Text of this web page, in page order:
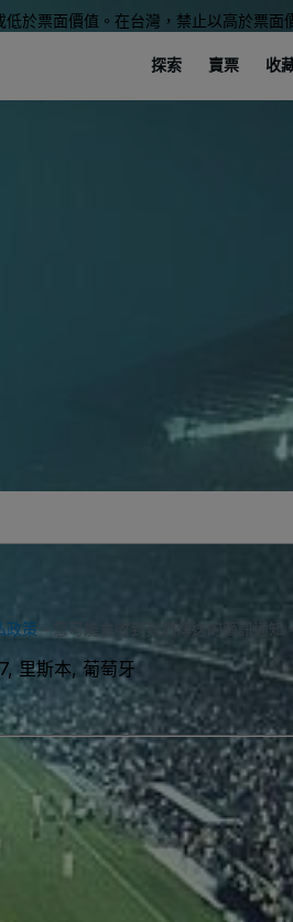
於票面價值。在台灣，禁止以高於票面
探索 賣票 收
政策。您可能會收到我們傳送的簡訊通知
里斯本, 葡萄牙